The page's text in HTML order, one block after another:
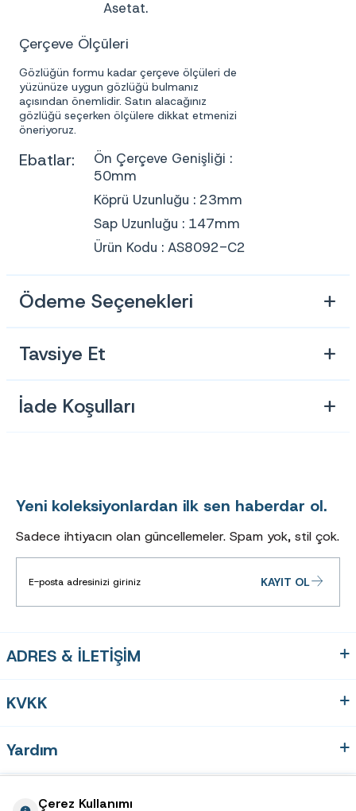
Asetat.
Çerçeve Ölçüleri
Gözlüğün formu kadar çerçeve ölçüleri de
yüzünüze uygun gözlüğü bulmanız
açısından önemlidir. Satın alacağınız
gözlüğü seçerken ölçülere dikkat etmenizi
öneriyoruz.
Ebatlar:
Ön Çerçeve Genişliği :
50mm
Köprü Uzunluğu : 23mm
Sap Uzunluğu : 147mm
Ürün Kodu : AS8092-C2
Ödeme Seçenekleri
Tavsiye Et
İade Koşulları
Yeni koleksiyonlardan ilk sen haberdar ol.
Sadece ihtiyacın olan güncellemeler. Spam yok, stil çok.
KAYIT OL
ADRES & İLETİŞİM
KVKK
Yardım
Hızlı Erişim
Çerez Kullanımı